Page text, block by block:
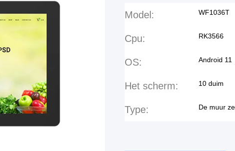
Model: WF1036T
Cpu: RK3566
OS: Android 11
Het scherm: 10 duim
Type: De muur